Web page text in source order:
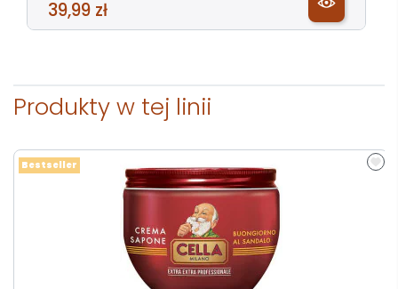
39,99 zł
Produkty w tej linii
Bestseller